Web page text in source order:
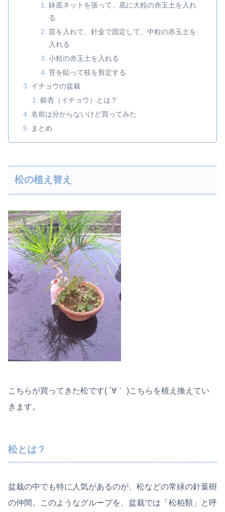
鉢底ネットを張って、底に大粒の赤玉土を入れ
る
苗を入れて、針金で固定して、中粒の赤玉土を
入れる
小粒の赤玉土を入れる
苔を貼って枝を剪定する
イチョウの盆栽
銀杏（イチョウ）とは？
名前は分からないけど買ってみた
まとめ
松の植え替え
こちらが買ってきた松です( ´∀｀ )こちらを植え換えてい
きます。
松とは？
盆栽の中でも特に人気があるのが、松などの常緑の針葉樹
の仲間。このようなグループを、盆栽では「松柏類」と呼